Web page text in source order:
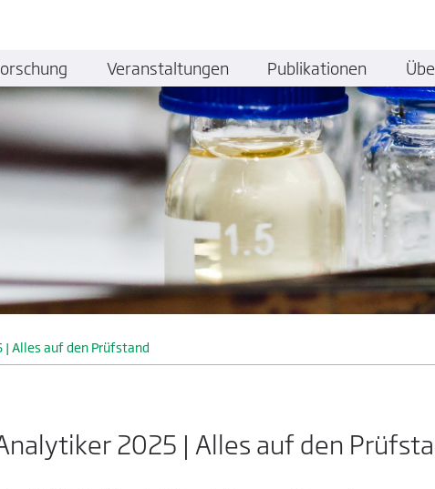
| Alles auf den Prüfstand
2025 | Alles auf den
Veranstaltungen Publikationen